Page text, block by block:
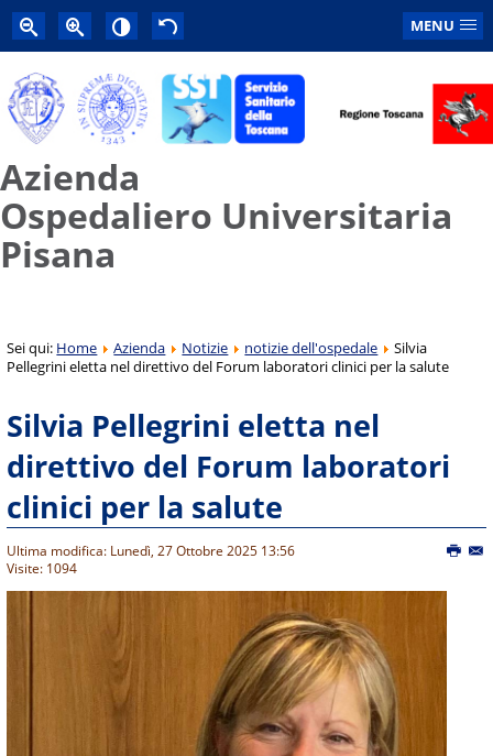
MENU
Azienda
Ospedaliero Universitaria
Pisana
Sei qui: Home Azienda Notizie notizie dell'ospedale
Silvia
Pellegrini eletta nel direttivo del Forum laboratori clinici per la salute
Silvia Pellegrini eletta nel
direttivo del Forum laboratori
clinici per la salute
Ultima modifica: Lunedì, 27 Ottobre 2025 13:56
Visite: 1094